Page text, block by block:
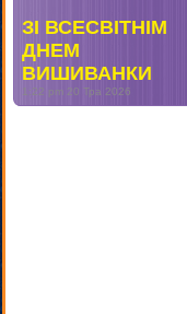
ЗІ ВСЕСВІТНІМ
ДНЕМ
ВИШИВАНКИ
1:22 pm 20 Тра 2026